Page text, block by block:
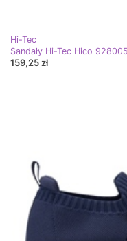
Hi-Tec
Sandały Hi-Tec Hico
159,25 zł